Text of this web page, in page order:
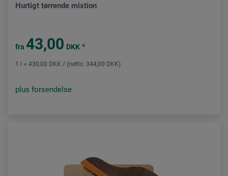
Hurtigt tørrende mixtion
fra 43,00 DKK *
1 l = 430,00 DKK / (netto: 344,00 DKK)
plus forsendelse